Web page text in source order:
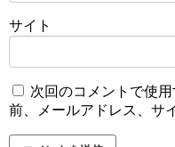
サイト
次回のコメントで使
前、メールアドレス、サ